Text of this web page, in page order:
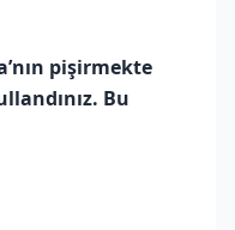
pişirmekte
Bu